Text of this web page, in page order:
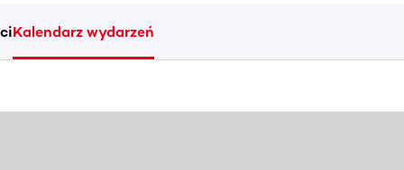
Kalendarz wydarzeń